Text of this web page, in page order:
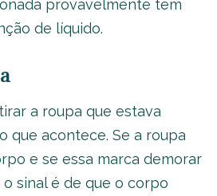
provavelmente tem
de líquido.
a roupa que estava
que acontece. Se a roupa
e se essa marca demorar
sinal é de que o corpo